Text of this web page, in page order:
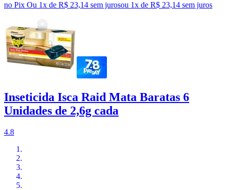
no Pix Ou 1x de R$ 23,14 sem jurosou 1x de R$ 23,14 sem juros
Inseticida Isca Raid Mata Baratas 6
Unidades de 2,6g cada
4.8